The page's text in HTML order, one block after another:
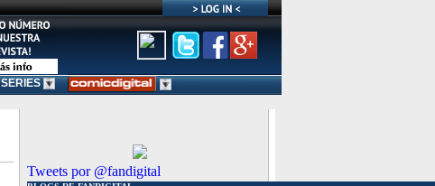
SERIES
Tweets por @fandigital